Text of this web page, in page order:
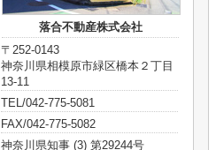
落合不動産株式会社
〒252-0143
神奈川県相模原市緑区橋本２丁目
13-11
TEL/042-775-5081
FAX/042-775-5082
神奈川県知事 (3) 第29244号